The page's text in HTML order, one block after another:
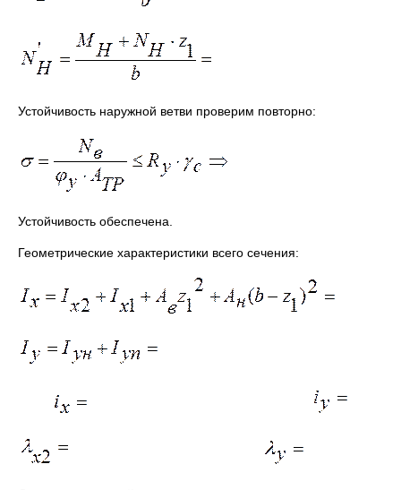
Устойчивость наружной ветви проверим повторно:
Устойчивость обеспечена.
Геометрические характеристики всего сечения: